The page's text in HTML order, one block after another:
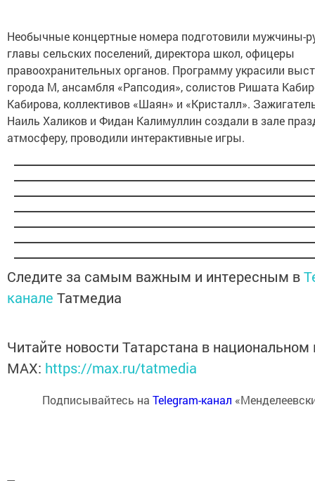
Необычные концертные номера подготовили мужчины-
главы сельских поселений, директора школ, офицеры
правоохранительных органов. Программу украсили
города М, ансамбля «Рапсодия», солистов Ришата
Кабирова, коллективов «Шаян» и «Кристалл».
Наиль Халиков и Фидан Калимуллин создали в зале
атмосферу, проводили интерактивные игры.
Следите за самым важным и интересным в
канале Татмедиа
Читайте новости Татарстана в
MАХ: https://max.ru/tatmedia
Подписывайтесь на Telegram-канал